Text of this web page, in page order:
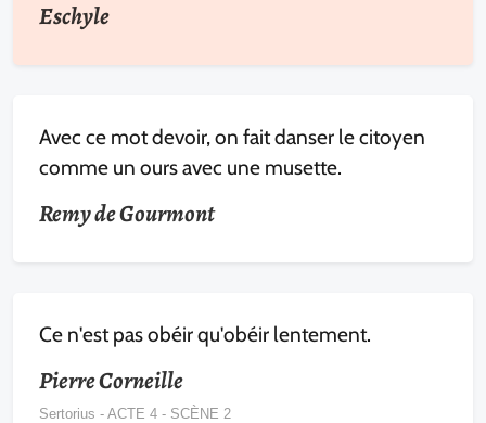
Eschyle
Avec ce mot devoir, on fait danser le citoyen
comme un ours avec une musette.
Remy de Gourmont
Ce n'est pas obéir qu'obéir lentement.
Pierre Corneille
Sertorius - ACTE 4 - SCÈNE 2